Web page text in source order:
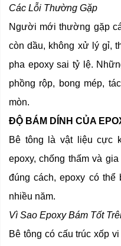
Các Lỗi Thường Gặp
Người mới thường gặp
còn dầu, không xử lý gỉ,
pha epoxy sai tỷ lệ.
phồng rộp, bong mép,
mòn.
ĐỘ BÁM DÍNH CỦA
Bê tông là vật liệu cực
epoxy, chống thấm và
đúng cách, epoxy có thể
nhiều năm.
Vì Sao Epoxy Bám Tốt
Bê tông có cấu trúc xốp